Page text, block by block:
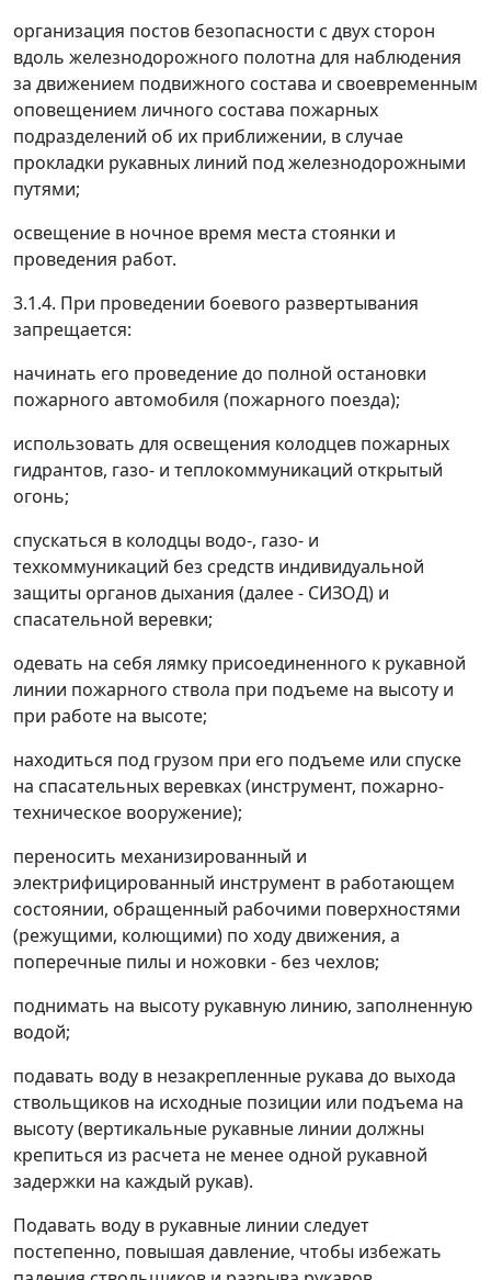
организация постов безопасности с двух сторон
вдоль железнодорожного полотна для наблюдения
за движением подвижного состава и своевременным
оповещением личного состава пожарных
подразделений об их приближении, в случае
прокладки рукавных линий под железнодорожными
путями;
освещение в ночное время места стоянки и
проведения работ.
3.1.4. При проведении боевого развертывания
запрещается:
начинать его проведение до полной остановки
пожарного автомобиля (пожарного поезда);
использовать для освещения колодцев пожарных
гидрантов, газо- и теплокоммуникаций открытый
огонь;
спускаться в колодцы водо-, газо- и
техкоммуникаций без средств индивидуальной
защиты органов дыхания (далее - СИЗОД) и
спасательной веревки;
одевать на себя лямку присоединенного к рукавной
линии пожарного ствола при подъеме на высоту и
при работе на высоте;
находиться под грузом при его подъеме или спуске
на спасательных веревках (инструмент, пожарно-
техническое вооружение);
переносить механизированный и
электрифицированный инструмент в работающем
состоянии, обращенный рабочими поверхностями
(режущими, колющими) по ходу движения, а
поперечные пилы и ножовки - без чехлов;
поднимать на высоту рукавную линию, заполненную
водой;
подавать воду в незакрепленные рукава до выхода
ствольщиков на исходные позиции или подъема на
высоту (вертикальные рукавные линии должны
крепиться из расчета не менее одной рукавной
задержки на каждый рукав).
Подавать воду в рукавные линии следует
постепенно, повышая давление, чтобы избежать